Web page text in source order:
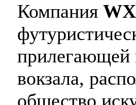
Компания
прилегающей
вокзала,
общество